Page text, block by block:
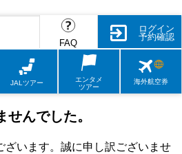
FAQ
ログイン
予約確認
JALツアー
エンタメ
ツアー
海外航空券
んでした。
ざいます。誠に申し訳ございませ